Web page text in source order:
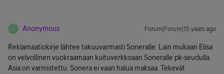
A Anonymous Forum|Forum|15 years ago
Reklamaatiokirje lähtee takuuvarmasti Soneralle. Lain mukaan Elisa
on velvollinen vuokraamaan kuituverkkoaan Soneralle pk-seudulla.
Asia on varmistettu. Sonera ei vaan halua maksaa. Tekevät